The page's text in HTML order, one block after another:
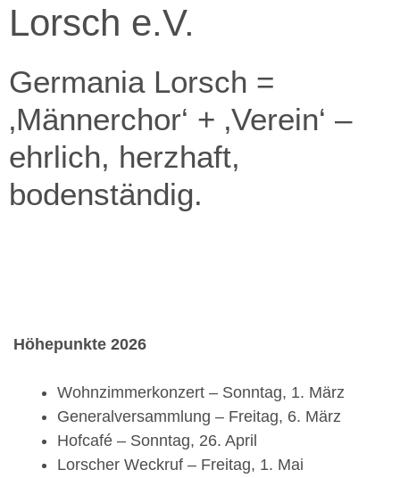
Lorsch e.V.
Germania Lorsch =
‚Männerchor‘ + ‚Verein‘ –
ehrlich, herzhaft,
bodenständig.
Höhepunkte 2026
Wohnzimmerkonzert – Sonntag, 1. März
Generalversammlung – Freitag, 6. März
Hofcafé – Sonntag, 26. April
Lorscher Weckruf – Freitag, 1. Mai